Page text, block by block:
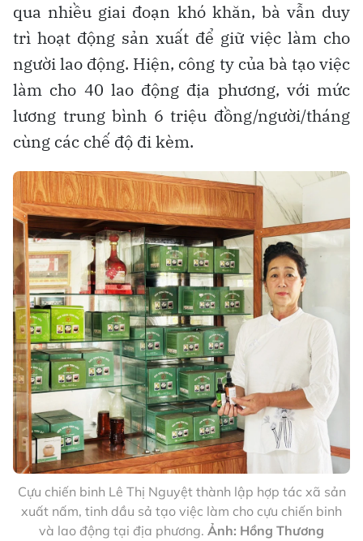
qua nhiều giai đoạn khó khăn, bà vẫn duy
trì hoạt động sản xuất để giữ việc làm cho
người lao động. Hiện, công ty của bà tạo việc
làm cho 40 lao động địa phương, với mức
lương trung bình 6 triệu đồng/người/tháng
cùng các chế độ đi kèm.
Cựu chiến binh Lê Thị Nguyệt thành lập hợp tác xã sản
xuất nấm, tinh dầu sả tạo việc làm cho cựu chiến binh
và lao động tại địa phương. Ảnh: Hồng Thương